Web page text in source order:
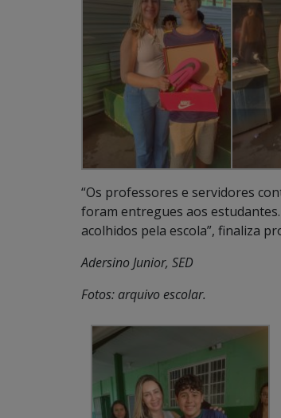
“Os professores e servidores
foram entregues aos
acolhidos pela escola”, finaliza
Adersino Junior, SED
Fotos: arquivo escolar.